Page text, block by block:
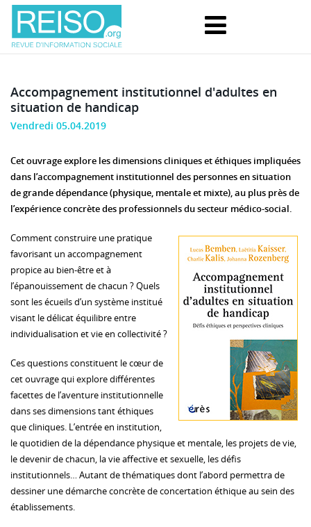
Accompagnement institutionnel d'adultes en
situation de handicap
Vendredi 05.04.2019
Cet ouvrage explore les dimensions cliniques et éthiques impliquées
dans l’accompagnement institutionnel des personnes en situation
de grande dépendance (physique, mentale et mixte), au plus près de
l’expérience concrète des professionnels du secteur médico-social.
Comment construire une pratique
favorisant un accompagnement
propice au bien-être et à
l’épanouissement de chacun ? Quels
sont les écueils d’un système institué
visant le délicat équilibre entre
individualisation et vie en collectivité ?
Ces questions constituent le cœur de
cet ouvrage qui explore différentes
facettes de l’aventure institutionnelle
dans ses dimensions tant éthiques
que cliniques. L’entrée en institution,
le quotidien de la dépendance physique et mentale, les projets de vie,
le devenir de chacun, la vie affective et sexuelle, les défis
institutionnels… Autant de thématiques dont l’abord permettra de
dessiner une démarche concrète de concertation éthique au sein des
établissements.